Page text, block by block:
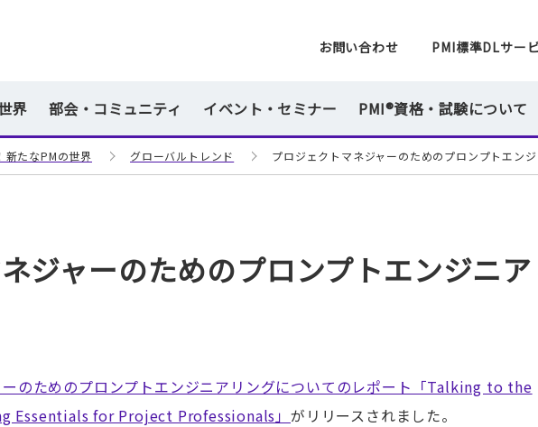
お問い合わせ PMI標準DLサー
界 部会・コミュニティ イベント・セミナー PMI®資格・試験について
新たなPMの世界 グローバルトレンド プロジェクトマネジャーのためのプロンプトエン
ジャーのためのプロンプトエンジニ
ーのためのプロンプトエンジニアリングについてのレポート「Talking to the
Essentials for Project Professionals」 がリリースされました。